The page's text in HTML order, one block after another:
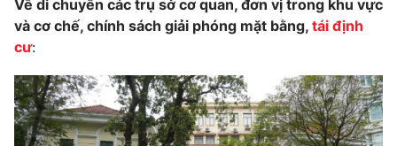
Về di chuyển các trụ sở cơ quan, đơn vị trong khu vực
và cơ chế, chính sách giải phóng mặt bằng, tái định
cư: